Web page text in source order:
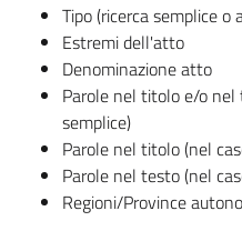
Tipo (ricerca semplice o
Estremi dell'atto
Denominazione atto
Parole nel titolo e/o nel
semplice)
Parole nel titolo (nel
Parole nel testo (nel
Regioni/Province